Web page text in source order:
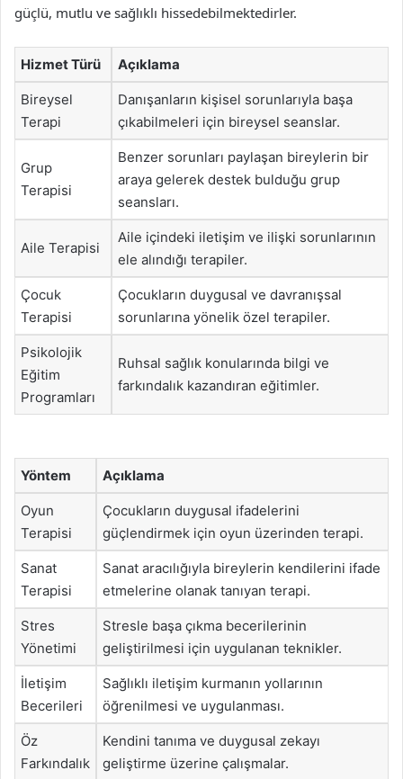
güçlü, mutlu ve sağlıklı hissedebilmektedirler.
Hizmet Türü Açıklama
Bireysel
Terapi
Danışanların kişisel sorunlarıyla başa
çıkabilmeleri için bireysel seanslar.
Grup
Terapisi
Benzer sorunları paylaşan bireylerin bir
araya gelerek destek bulduğu grup
seansları.
Aile Terapisi
Aile içindeki iletişim ve ilişki sorunlarının
ele alındığı terapiler.
Çocuk
Terapisi
Çocukların duygusal ve davranışsal
sorunlarına yönelik özel terapiler.
Psikolojik
Eğitim
Programları
Ruhsal sağlık konularında bilgi ve
farkındalık kazandıran eğitimler.
Yöntem Açıklama
Oyun
Terapisi
Çocukların duygusal ifadelerini
güçlendirmek için oyun üzerinden terapi.
Sanat
Terapisi
Sanat aracılığıyla bireylerin kendilerini ifade
etmelerine olanak tanıyan terapi.
Stres
Yönetimi
Stresle başa çıkma becerilerinin
geliştirilmesi için uygulanan teknikler.
İletişim
Becerileri
Sağlıklı iletişim kurmanın yollarının
öğrenilmesi ve uygulanması.
Öz
Farkındalık
Kendini tanıma ve duygusal zekayı
geliştirme üzerine çalışmalar.